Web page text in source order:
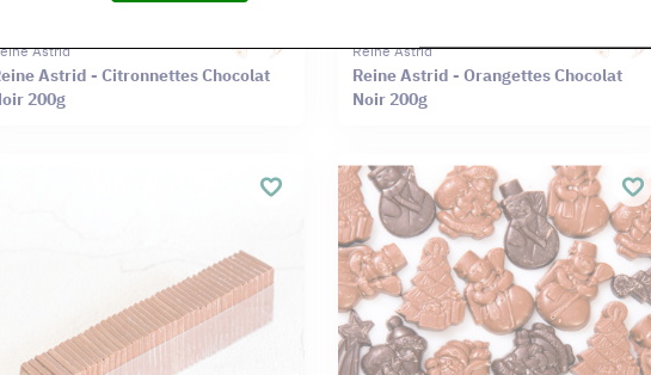
Astrid
Astrid - Citronnettes Chocolat
200g
Reine Astrid
Reine Astrid - Orangettes Chocolat
Noir 200g